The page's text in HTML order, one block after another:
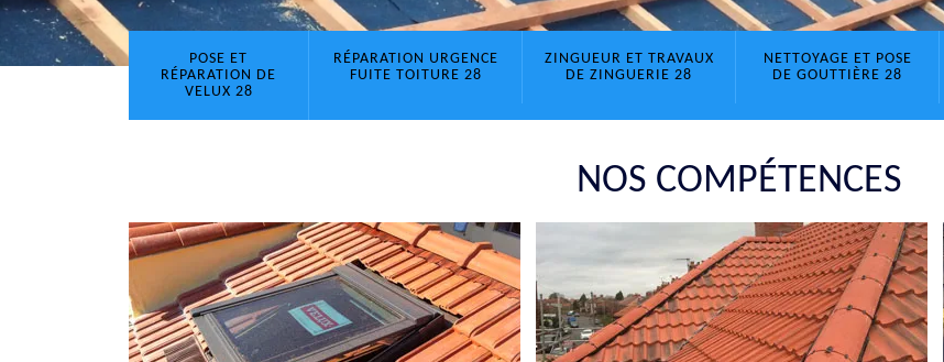
POSE ET
RÉPARATION DE
VELUX 28
RÉPARATION URGENCE
FUITE TOITURE 28
ZINGUEUR ET TRAVAUX
DE ZINGUERIE 28
NETTOYAGE ET POSE
DE GOUTTIÈRE 28
NOS COMPÉTENCES